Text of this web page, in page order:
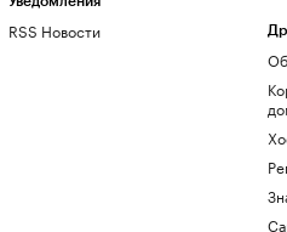
RSS Новости